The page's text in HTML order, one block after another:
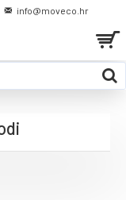
info@moveco.hr